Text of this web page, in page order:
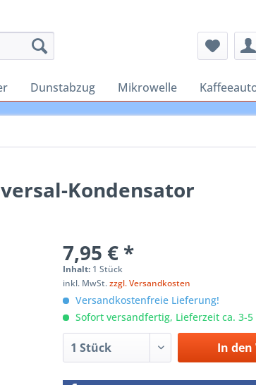
Dunstabzug Mikrowelle
Kondensator
7,95 € *
Inhalt: 1 Stück
inkl. MwSt.zzgl. Versandkosten
Versandkostenfreie Lieferung!
Sofort versandfertig, Lieferzeit ca. 3-5
In den